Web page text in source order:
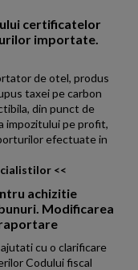
societate.
juridica
prezinta
certificatelor
importate.
de otel, produs
taxei pe carbon
din punct de
impozitului pe profit,
efectuate in
<<
achizitie
Modificarea
ajutati cu o clarificare
Codului fiscal